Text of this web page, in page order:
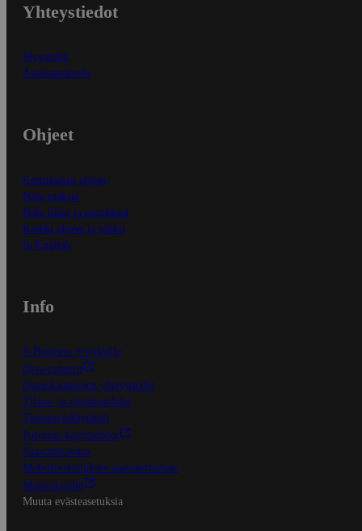
Yhteystiedot
Myymälät
Asiakaspalvelu
Ohjeet
Ensitilaajan ohjeet
Näin maksat
Näin tilaat ja muokkaat
Kaikki ohjeet ja vinkit
In English
Info
S-Business yrityksille
Oiva-raportit
Osuuskauppojen yhteystiedot
Tilaus- ja toimitusehdot
Tietosuojakäytäntö
Palvelun käyttöehdot
Saavutettavuus
Mobiilisovelluksen saavutettavuus
Mainostajalle
Muuta evästeasetuksia